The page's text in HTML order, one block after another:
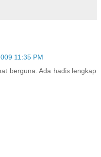
11:35 PM
berguna. Ada hadis lengkap